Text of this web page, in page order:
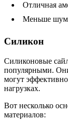
Отличная
Меньше
Силикон
Силиконовые
популярными.
могут
нагрузках.
Вот несколько
материалов: